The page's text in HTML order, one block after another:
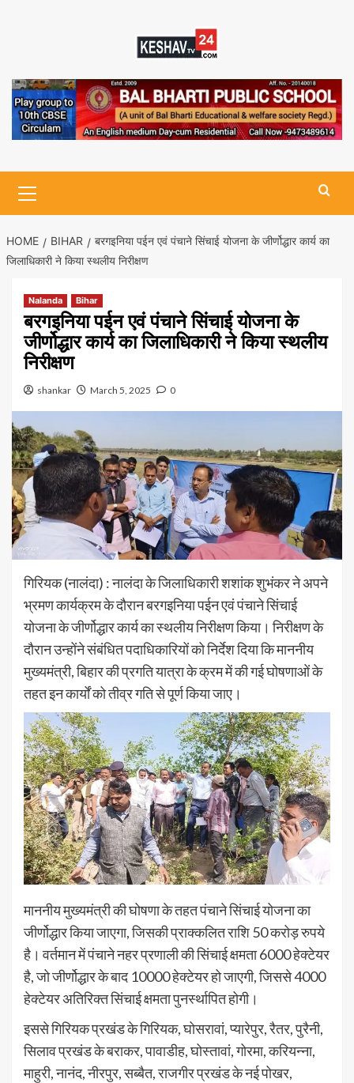
Menu
HOME BIHAR
बरगइनिया पईन एवं पंचाने सिंचाई योजना के जीर्णोद्धार कार्य का
जिलाधिकारी ने किया स्थलीय निरीक्षण
Nalanda Bihar
बरगइनिया पईन एवं पंचाने सिंचाई योजना के
जीर्णोद्धार कार्य का जिलाधिकारी ने किया स्थलीय
निरीक्षण
shankar March 5, 2025 0
गिरियक (नालंदा) : नालंदा के जिलाधिकारी शशांक शुभंकर ने अपने
भ्रमण कार्यक्रम के दौरान बरगइनिया पईन एवं पंचाने सिंचाई
योजना के जीर्णोद्धार कार्य का स्थलीय निरीक्षण किया। निरीक्षण के
दौरान उन्होंने संबंधित पदाधिकारियों को निर्देश दिया कि माननीय
मुख्यमंत्री, बिहार की प्रगति यात्रा के क्रम में की गई घोषणाओं के
तहत इन कार्यों को तीव्र गति से पूर्ण किया जाए।
माननीय मुख्यमंत्री की घोषणा के तहत पंचाने सिंचाई योजना का
जीर्णोद्धार किया जाएगा, जिसकी प्राक्कलित राशि 50 करोड़ रुपये
है। वर्तमान में पंचाने नहर प्रणाली की सिंचाई क्षमता 6000 हेक्टेयर
है, जो जीर्णोद्धार के बाद 10000 हेक्टेयर हो जाएगी, जिससे 4000
हेक्टेयर अतिरिक्त सिंचाई क्षमता पुनर्स्थापित होगी।
इससे गिरियक प्रखंड के गिरियक, घोसरावां, प्यारेपुर, रैतर, पुरैनी,
सिलाव प्रखंड के बराकर, पावाडीह, घोस्तावां, गोरमा, करियन्ना,
माहुरी, नानंद, नीरपुर, सब्बैत, राजगीर प्रखंड के नई पोखर,